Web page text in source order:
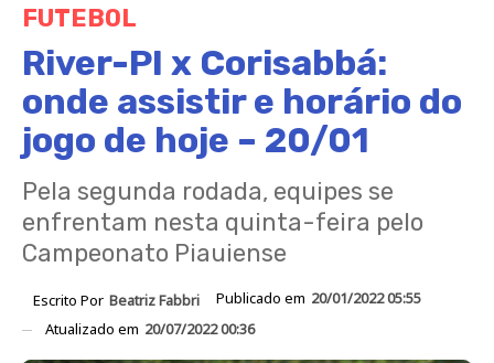
FUTEBOL
River-PI x Corisabbá:
onde assistir e horário do
jogo de hoje – 20/01
Pela segunda rodada, equipes se
enfrentam nesta quinta-feira pelo
Campeonato Piauiense
Escrito Por Beatriz Fabbri Publicado em 20/01/2022 05:55
Atualizado em 20/07/2022 00:36